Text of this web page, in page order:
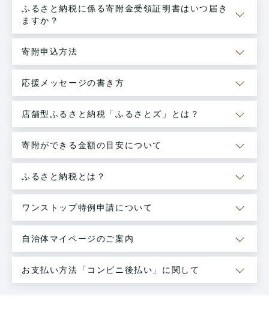
ふるさと納税に係る寄附金受領証明書はいつ届き
ますか？
寄附申込方法
応援メッセージの書き方
店舗型ふるさと納税「ふるさとズ」とは？
寄附ができる金額の目安について
ふるさと納税とは？
ワンストップ特例申請について
自治体マイページのご案内
お支払い方法「コンビニ後払い」に関して